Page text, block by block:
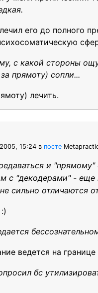
его до полного
с какой стороны
прямоту) сопли...
лечить.
15:24 в посте
и
с "декодерами" - еще
сильно отличаются
ведется на
бс